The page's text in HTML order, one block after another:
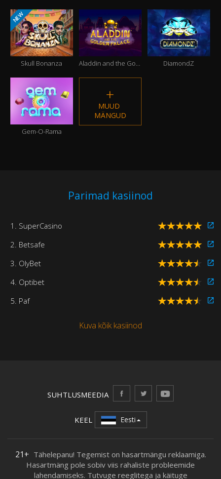
NEW
Skull Bonanza Aladdin and the Golden Palace DiamondZ
Gem-O-Rama
MUUD
MÄNGUD
Parimad kasiinod
1. SuperCasino
2. Betsafe
3. OlyBet
4. Optibet
5. Paf
Kuva kõik kasiinod
SUHTLUSMEEDIA
KEEL Eesti
21+ Tähelepanu! Tegemist on hasartmängu reklaamiga.
Hasartmäng pole sobiv viis rahaliste probleemide
lahendamiseks. Tutvuge reeglitega ja käituge